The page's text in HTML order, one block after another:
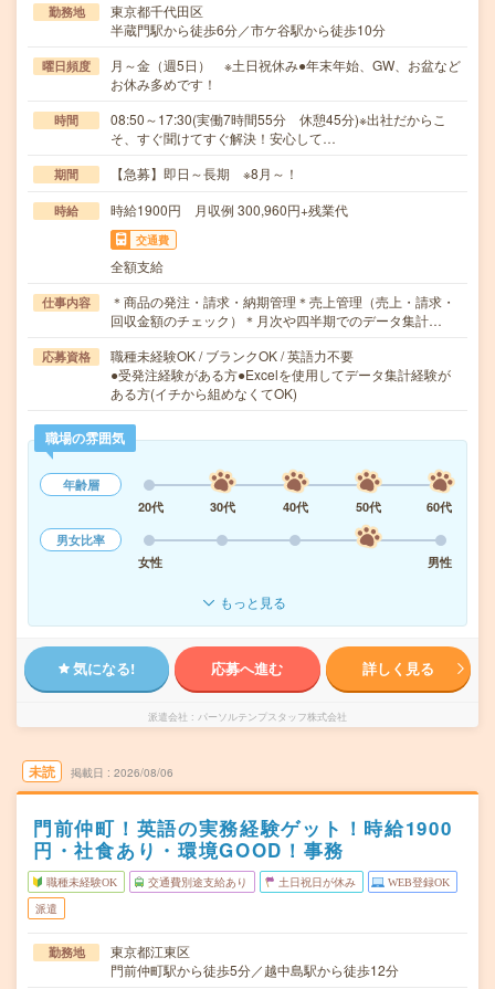
勤務地
東京都千代田区
半蔵門駅から徒歩6分／市ケ谷駅から徒歩10分
曜日頻度
月～金（週5日） ※土日祝休み●年末年始、GW、お盆など
お休み多めです！
時間
08:50～17:30(実働7時間55分 休憩45分)※出社だからこ
そ、すぐ聞けてすぐ解決！安心して…
期間 【急募】即日～長期 ※8月～！
時給 時給1900円 月収例 300,960円+残業代
交通費
全額支給
仕事内容
＊商品の発注・請求・納期管理＊売上管理（売上・請求・
回収金額のチェック）＊月次や四半期でのデータ集計…
応募資格
職種未経験OK / ブランクOK / 英語力不要
●受発注経験がある方●Excelを使用してデータ集計経験が
ある方(イチから組めなくてOK)
職場の雰囲気
年齢層
20代
30代 40代 50代
60代
男女比率
女性
男性
もっと見る
気になる! 応募へ進む 詳しく見る
派遣会社 パーソルテンプスタッフ株式会社
未読 掲載日 2026/08/06
門前仲町！英語の実務経験ゲット！時給1900
円・社食あり・環境GOOD！事務
職種未経験OK 交通費別途支給あり 土日祝日が休み WEB登録OK
派遣
勤務地
東京都江東区
門前仲町駅から徒歩5分／越中島駅から徒歩12分